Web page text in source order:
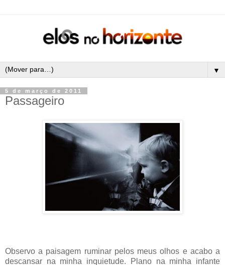
▼
5 de março de 2011
Passageiro
Observo a paisagem ruminar pelos meus olhos e acabo a
descansar na minha inquietude. Plano na minha infante